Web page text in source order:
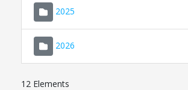
2025
2026
12 Elements